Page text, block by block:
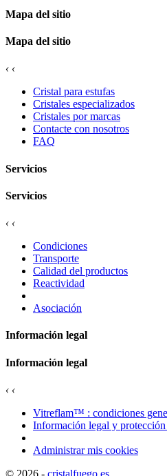
Mapa del sitio
Mapa del sitio
‹ ‹
Cristal para estufas
Cristales especializados
Cristales por marcas
Contacte con nosotros
FAQ
Servicios
Servicios
‹ ‹
Condiciones
Transporte
Calidad del productos
Reactividad
Asociación
Información legal
Información legal
‹ ‹
Vitreflam™ : condiciones
Información legal y protección
Administrar mis cookies
© 2026 - cristalfuego.es